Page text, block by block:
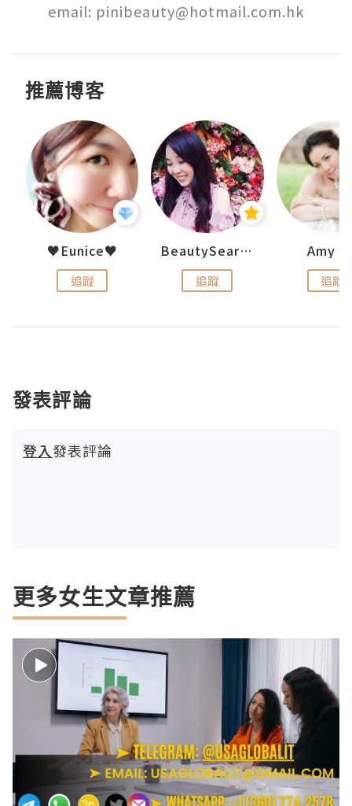
email: pinibeauty@hotmail.com.hk
推薦博客
♥Eunice♥
追蹤
BeautySearch
追蹤
Amy
追蹤
發表評論
登入發表評論
更多女生文章推薦